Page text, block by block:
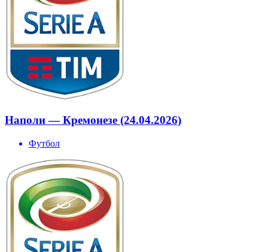
Наполи — Кремонезе (24.04.2026)
Футбол